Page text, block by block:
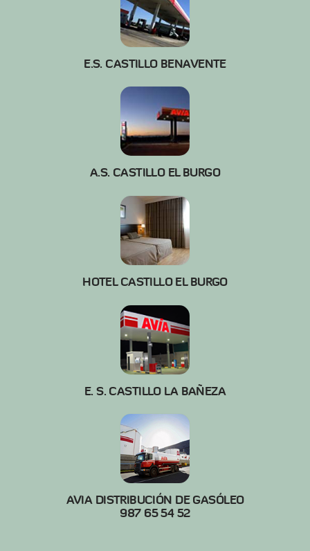
E.S. CASTILLO BENAVENTE
A.S. CASTILLO EL BURGO
HOTEL CASTILLO EL BURGO
E. S. CASTILLO LA BAÑEZA
AVIA DISTRIBUCIÓN DE GASÓLEO
987 65 54 52